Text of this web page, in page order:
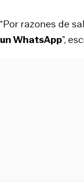
“Por razones de
un WhatsApp”,